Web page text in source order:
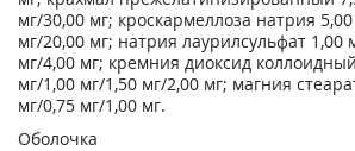
мг/30,00 мг; кроскармеллоза натрия
мг/20,00 мг; натрия лаурилсульфат 1,00
мг/4,00 мг; кремния диоксид
мг/1,00 мг/1,50 мг/2,00 мг; магния
мг/0,75 мг/1,00 мг.
Оболочка